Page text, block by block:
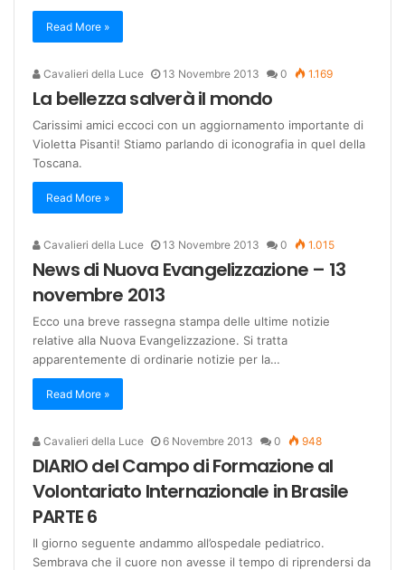
Read More »
Cavalieri della Luce 13 Novembre 2013 0 1.169
La bellezza salverà il mondo
Carissimi amici eccoci con un aggiornamento importante di
Violetta Pisanti! Stiamo parlando di iconografia in quel della
Toscana.
Read More »
Cavalieri della Luce 13 Novembre 2013 0 1.015
News di Nuova Evangelizzazione – 13
novembre 2013
Ecco una breve rassegna stampa delle ultime notizie
relative alla Nuova Evangelizzazione. Si tratta
apparentemente di ordinarie notizie per la…
Read More »
Cavalieri della Luce 6 Novembre 2013 0 948
DIARIO del Campo di Formazione al
Volontariato Internazionale in Brasile
PARTE 6
Il giorno seguente andammo all’ospedale pediatrico.
Sembrava che il cuore non avesse il tempo di riprendersi da